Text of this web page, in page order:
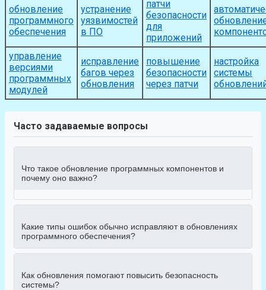
обновление
программного
обеспечения
устранение
уязвимостей
в ПО
патчи
безопасности
для
приложений
управление
версиями
программных
модулей
исправление
багов через
обновления
повышение
безопасности
через патчи
настройка
системы
Часто задаваемые вопросы
Что такое обновление программных компонентов и
почему оно важно?
Какие типы ошибок обычно исправляют в обновлениях
программного обеспечения?
Как обновления помогают повысить безопасность
системы?